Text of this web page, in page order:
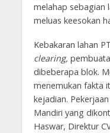
melahap sebagian
meluas keesokan
Kebakaran lahan
clearing,
dibeberapa blok.
menemukan fakta
kejadian.
Mandiri yang
Haswar, Direktur